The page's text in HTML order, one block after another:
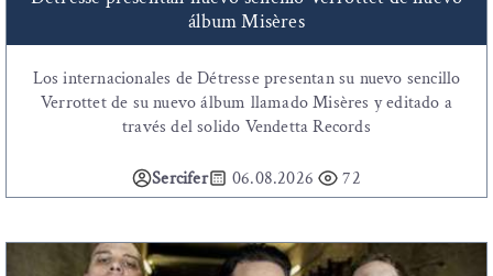
álbum Misères
Los internacionales de Détresse presentan su nuevo sencillo
Verrottet de su nuevo álbum llamado Misères y editado a
través del solido Vendetta Records
Sercifer 06.08.2026 72